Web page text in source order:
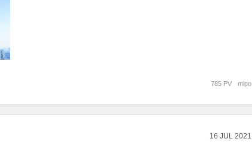
mipo
785 PV
16 JUL 2021